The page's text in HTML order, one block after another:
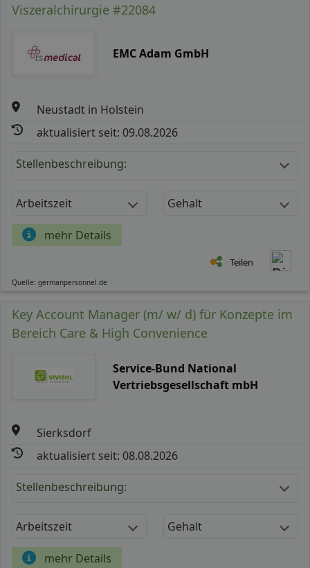
Viszeralchirurgie #22084
EMC Adam GmbH
Neustadt in Holstein
aktualisiert seit: 09.08.2026
Stellenbeschreibung:
Arbeitszeit Gehalt
mehr Details
Teilen
Quelle: germanpersonnel.de
Key Account Manager (m/ w/ d) für Konzepte im
Bereich Care & High Convenience
Service-Bund National
Vertriebsgesellschaft mbH
Sierksdorf
aktualisiert seit: 08.08.2026
Stellenbeschreibung:
Arbeitszeit Gehalt
mehr Details